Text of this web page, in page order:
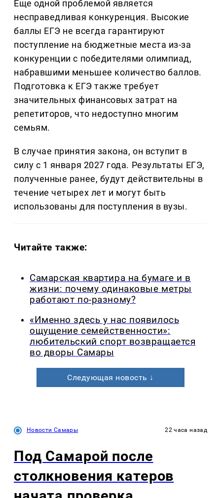
Еще одной проблемой является
несправедливая конкуренция. Высокие
баллы ЕГЭ не всегда гарантируют
поступление на бюджетные места из-за
конкуренции с победителями олимпиад,
набравшими меньшее количество баллов.
Подготовка к ЕГЭ также требует
значительных финансовых затрат на
репетиторов, что недоступно многим
семьям.
В случае принятия закона, он вступит в
силу с 1 января 2027 года. Результаты ЕГЭ,
полученные ранее, будут действительны в
течение четырех лет и могут быть
использованы для поступления в вузы.
Читайте также:
Самарская квартира на бумаге и в
жизни: почему одинаковые метры
работают по-разному?
«Именно здесь у нас появилось
ощущение семейственности»:
любительский спорт возвращается
во дворы Самары
Следующая новость ↓
Новости Самары 22 часа назад
Под Самарой после
столкновения катеров